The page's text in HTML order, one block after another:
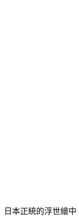
日本正統的浮世繪